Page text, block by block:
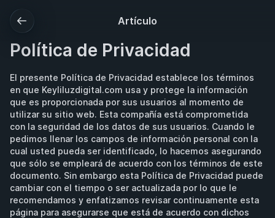
Artículo
Política de Privacidad
El presente Política de Privacidad establece los términos
en que Keyliluzdigital.com usa y protege la información
que es proporcionada por sus usuarios al momento de
utilizar su sitio web. Esta compañía está comprometida
con la seguridad de los datos de sus usuarios. Cuando le
pedimos llenar los campos de información personal con la
cual usted pueda ser identificado, lo hacemos asegurando
que sólo se empleará de acuerdo con los términos de este
documento. Sin embargo esta Política de Privacidad puede
cambiar con el tiempo o ser actualizada por lo que le
recomendamos y enfatizamos revisar continuamente esta
página para asegurarse que está de acuerdo con dichos